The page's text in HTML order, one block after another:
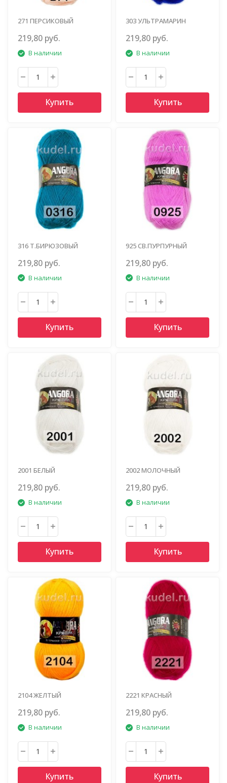
271 ПЕРСИКОВЫЙ
219,80 руб.
В наличии
Купить
303 УЛЬТРАМАРИН
219,80 руб.
В наличии
Купить
316 Т.БИРЮЗОВЫЙ
219,80 руб.
В наличии
Купить
925 СВ.ПУРПУРНЫЙ
219,80 руб.
В наличии
Купить
2001 БЕЛЫЙ
219,80 руб.
В наличии
Купить
2002 МОЛОЧНЫЙ
219,80 руб.
В наличии
Купить
2104 ЖЕЛТЫЙ
219,80 руб.
В наличии
Купить
2221 КРАСНЫЙ
219,80 руб.
В наличии
Купить